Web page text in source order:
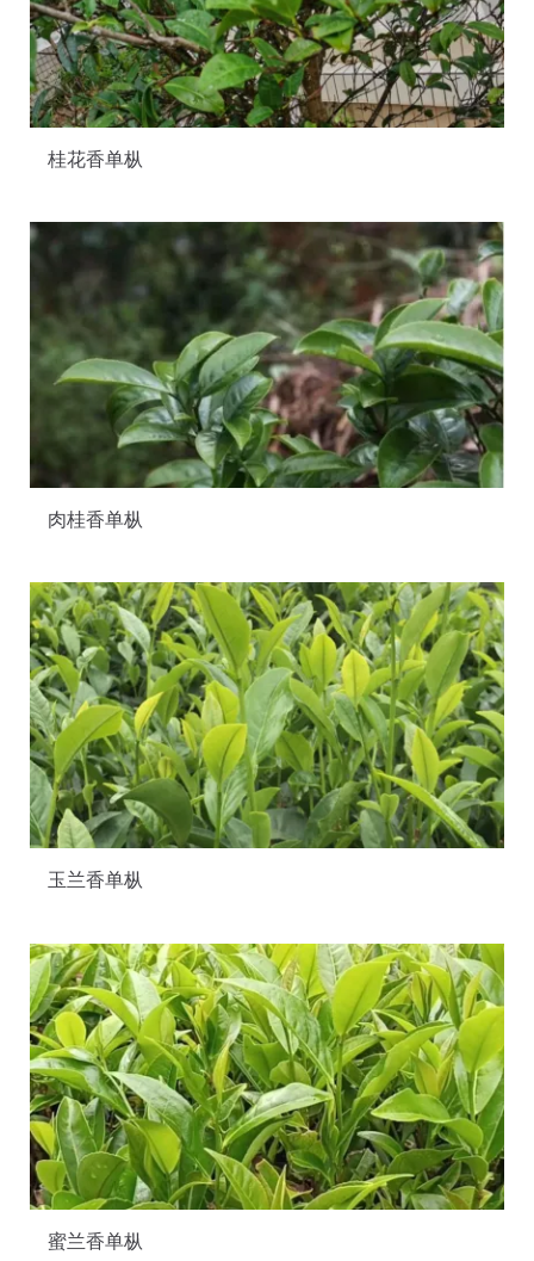
桂花香单枞
肉桂香单枞
玉兰香单枞
蜜兰香单枞